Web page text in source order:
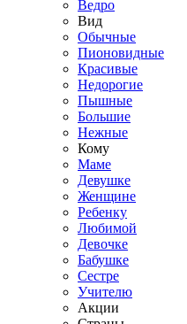
Ведро
Вид
Обычные
Пионовидные
Красивые
Недорогие
Пышные
Большие
Нежные
Кому
Маме
Девушке
Женщине
Ребенку
Любимой
Девочке
Бабушке
Сестре
Учителю
Акции